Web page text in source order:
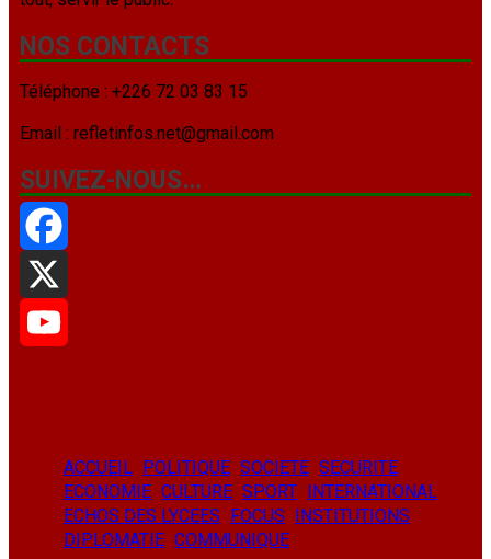
NOS CONTACTS
Téléphone : +226 72 03 83 15
Email : refletinfos.net@gmail.com
SUIVEZ-NOUS…
Facebook
X
ACCUEIL POLITIQUE SOCIETE SECURITE
ECONOMIE CULTURE SPORT INTERNATIONAL
ECHOS DES LYCEES FOCUS INSTITUTIONS
DIPLOMATIE COMMUNIQUE